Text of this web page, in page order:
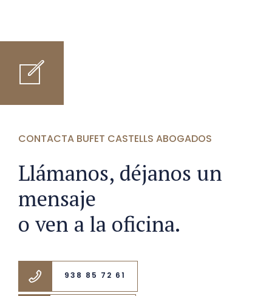
CONTACTA BUFET CASTELLS ABOGADOS
Llámanos, déjanos un
mensaje
o ven a la oficina.
938 85 72 61